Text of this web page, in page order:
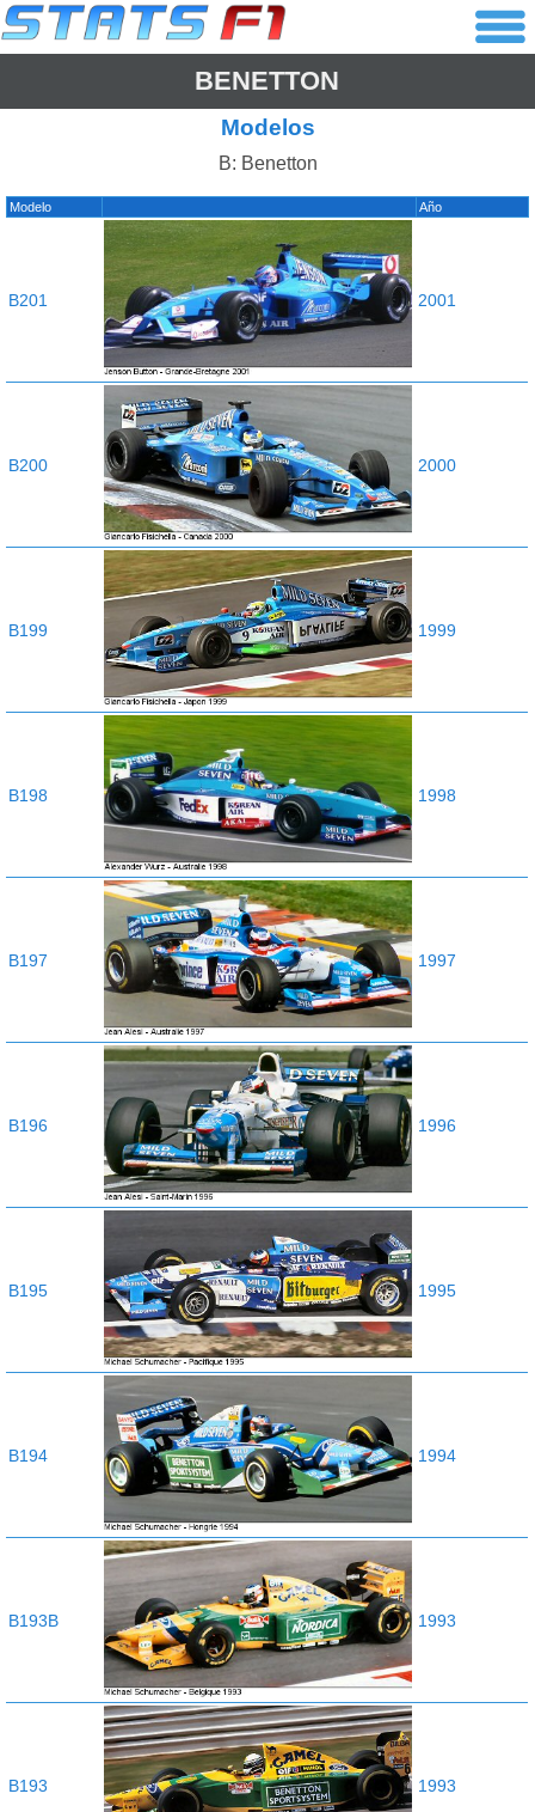
BENETTON
Modelos
B: Benetton
Modelo Año
B201 2001
B200 2000
B199 1999
B198 1998
B197 1997
B196 1996
B195 1995
B194 1994
B193B 1993
B193 1993